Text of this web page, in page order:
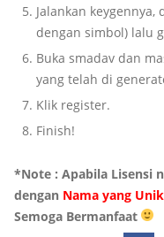
Jalankan
dengan simbol) lalu
Buka smadav dan
yang telah di
Klik register.
Finish!
*Note : Apabila Lisensi
dengan Nama yang Unik
Semoga Bermanfaat